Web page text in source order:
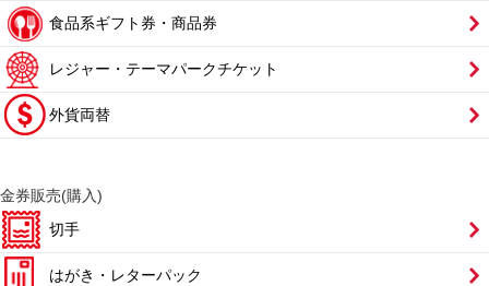
食品系ギフト券・商品券
レジャー・テーマパークチケット
外貨両替
金券販売(購入)
切手
はがき・レターパック